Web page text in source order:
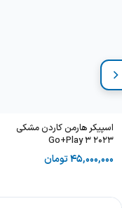
اسپیکر هارمن کاردن مشکی
Go+Play 3 2023
45,000,000تومان